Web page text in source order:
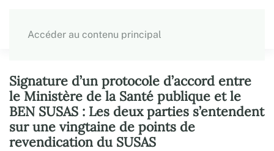
Accéder au contenu principal
Signature d’un protocole d’accord entre
le Ministère de la Santé publique et le
BEN SUSAS : Les deux parties s’entendent
sur une vingtaine de points de
revendication du SUSAS